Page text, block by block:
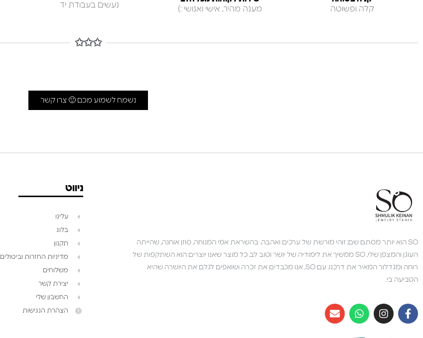
קלה ופשוטה
מענה מהיר, אישי ואנושי :)
נעשים בעבודת יד
✩✩✩
נשמח לשמוע מכם 🙂 צרו קשר
SO הוא יותר מסתם שם; זוהי מורשת של ערכים ואהבה. בהשראת אמי המנוחה, סוזן אוחנה, שהייתה
העוגן והמצפן שלי, SO ממשיך את לימודיה של יושר וטוב לב. כל מוצר שאנו יוצרים הוא השתקפות של
רוחה ומגדלור המאיר את דרכנו. עם SO, אנו מכבדים את זכרה ושואפים לגלם את היושרה שהיא
הטביעה בי.
ניווט
עלינו
בלוג
תקנון
מדיניות החזרות וביטולים
משלוחים
יצירת קשר
החשבון שלי
הצהרת הנגישות